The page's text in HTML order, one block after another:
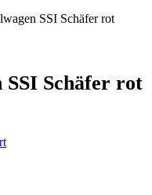
SSI Schäfer rot
SSI Schäfer rot